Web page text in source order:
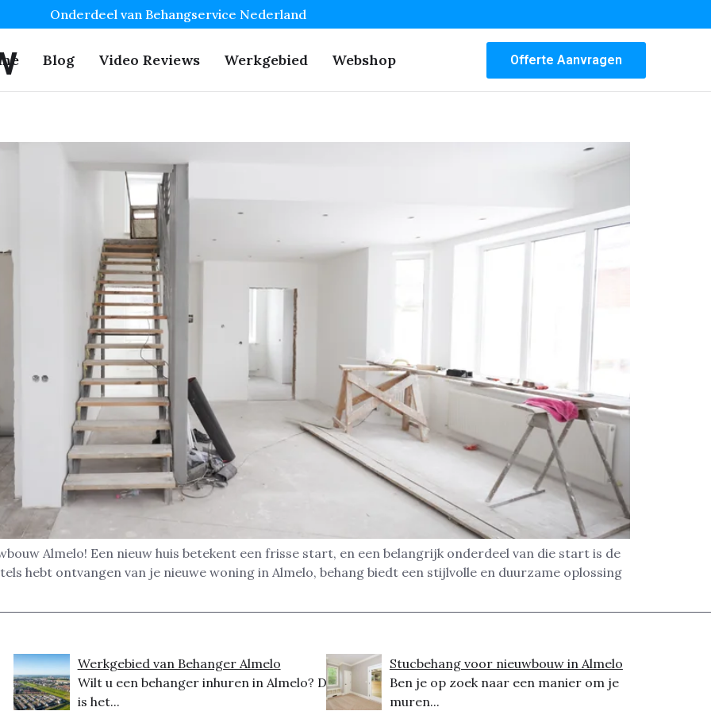
Onderdeel van Behangservice Nederland
Blog Video Reviews Werkgebied Webshop Offerte Aanvragen
Almelo! Een nieuw huis betekent een frisse start, en een belangrijk onderdeel van die start is de
hebt ontvangen van je nieuwe woning in Almelo, behang biedt een stijlvolle en duurzame oplossing
Werkgebied van Behanger Almelo
Wilt u een behanger inhuren in Almelo? Dit
is het...
Stucbehang voor nieuwbouw in Almelo
Ben je op zoek naar een manier om je
muren...